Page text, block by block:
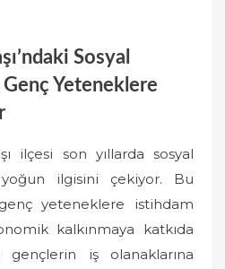
Sosyal
Genç Yeteneklere
ilçesi son yıllarda sosyal
yoğun ilgisini çekiyor. Bu
yeteneklere istihdam
kalkınmaya katkıda
iş olanaklarına